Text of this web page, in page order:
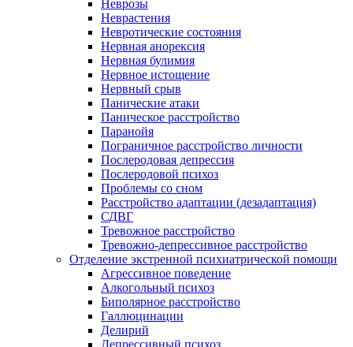
Неврозы
Неврастения
Невротические состояния
Нервная анорексия
Нервная булимия
Нервное истощение
Нервный срыв
Панические атаки
Паническое расстройство
Паранойя
Пограничное расстройство личности
Послеродовая депрессия
Послеродовой психоз
Проблемы со сном
Расстройство адаптации (дезадаптация)
СДВГ
Тревожное расстройство
Тревожно-депрессивное расстройство
Отделение экстренной психиатрической помощи
Агрессивное поведение
Алкогольный психоз
Биполярное расстройство
Галлюцинации
Делирий
Депрессивный психоз